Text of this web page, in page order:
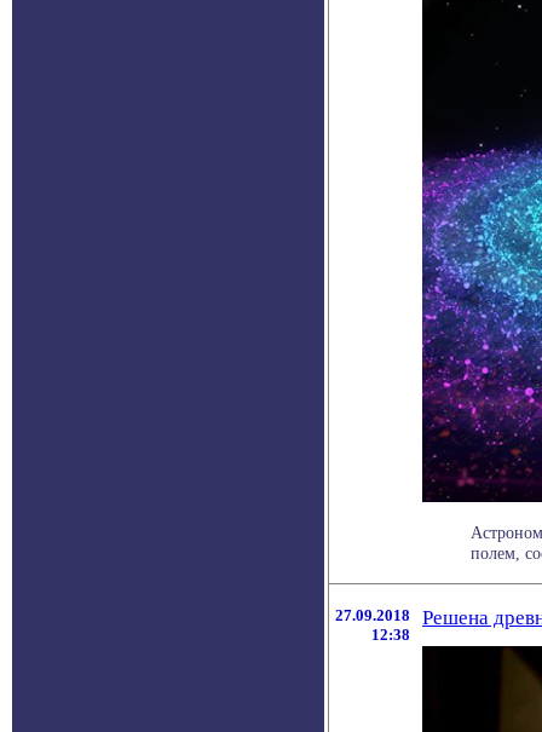
полем,
27.09.2018
12:38
Решена